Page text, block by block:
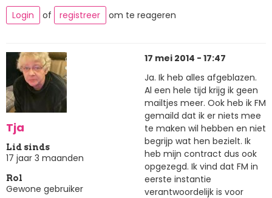
Login
of registreer om te reageren
Tja
Lid sinds
17 jaar 3 maanden
Rol
Gewone gebruiker
17 mei 2014 - 17:47
Ja. Ik heb alles afgeblazen.
Al een hele tijd krijg ik geen
mailtjes meer. Ook heb ik FM
gemaild dat ik er niets mee
te maken wil hebben en niet
begrijp wat hen bezielt. Ik
heb mijn contract dus ook
opgezegd. Ik vind dat FM in
eerste instantie
verantwoordelijk is voor